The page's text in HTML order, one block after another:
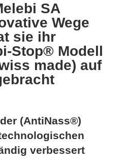
SA
Wege
sie ihr
Stop® Modell
made) auf
(AntiNass®)
verbessert